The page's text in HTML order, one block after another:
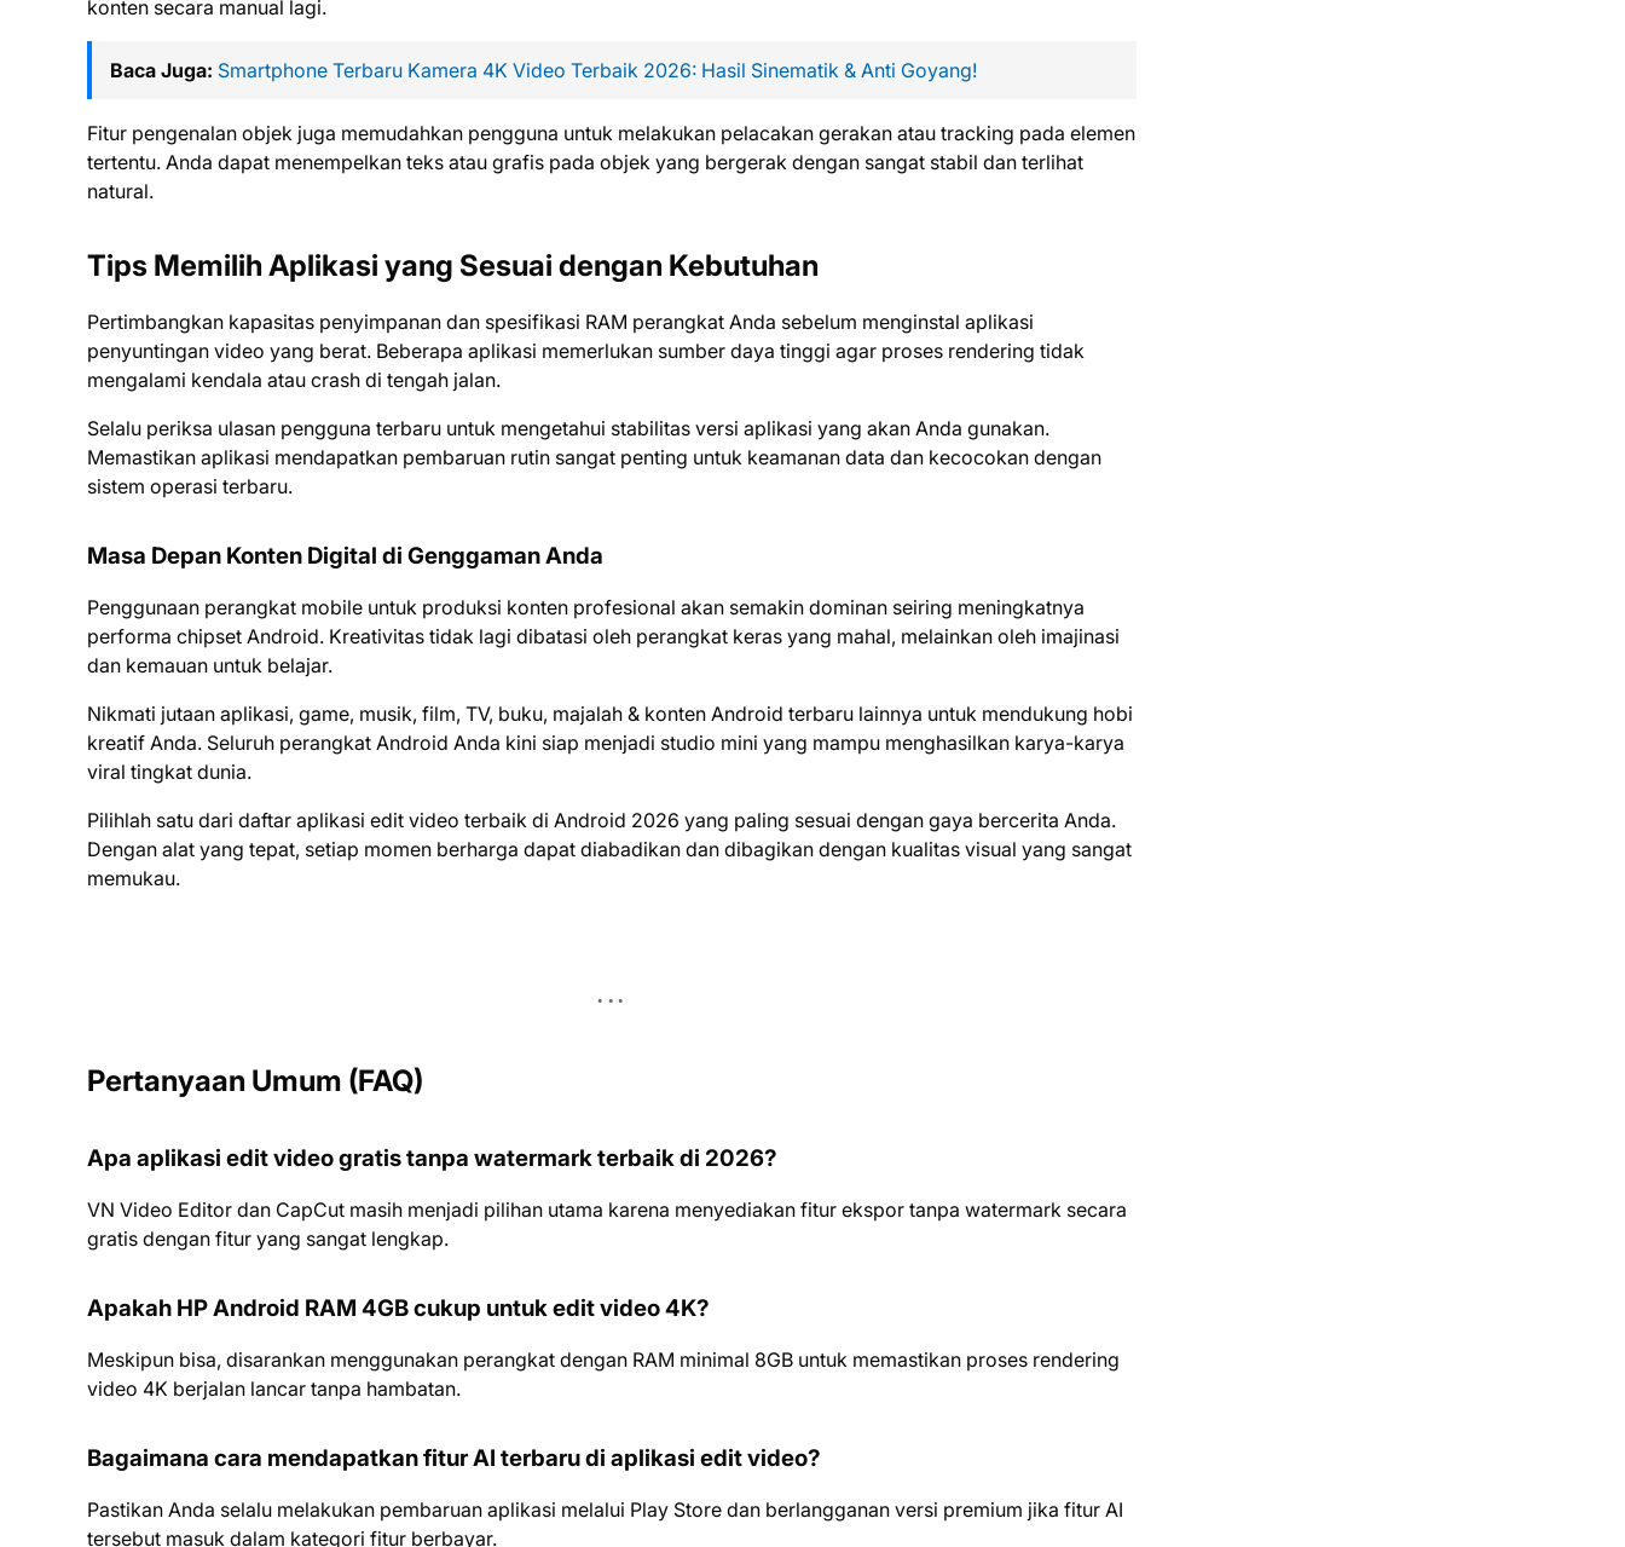
konten secara manual lagi.
Baca Juga: Smartphone Terbaru Kamera 4K Video Terbaik 2026: Hasil Sinematik & Anti Goyang!
Fitur pengenalan objek juga memudahkan pengguna untuk melakukan pelacakan gerakan atau tracking pada elemen
tertentu. Anda dapat menempelkan teks atau grafis pada objek yang bergerak dengan sangat stabil dan terlihat
natural.
Tips Memilih Aplikasi yang Sesuai dengan Kebutuhan
Pertimbangkan kapasitas penyimpanan dan spesifikasi RAM perangkat Anda sebelum menginstal aplikasi
penyuntingan video yang berat. Beberapa aplikasi memerlukan sumber daya tinggi agar proses rendering tidak
mengalami kendala atau crash di tengah jalan.
Selalu periksa ulasan pengguna terbaru untuk mengetahui stabilitas versi aplikasi yang akan Anda gunakan.
Memastikan aplikasi mendapatkan pembaruan rutin sangat penting untuk keamanan data dan kecocokan dengan
sistem operasi terbaru.
Masa Depan Konten Digital di Genggaman Anda
Penggunaan perangkat mobile untuk produksi konten profesional akan semakin dominan seiring meningkatnya
performa chipset Android. Kreativitas tidak lagi dibatasi oleh perangkat keras yang mahal, melainkan oleh imajinasi
dan kemauan untuk belajar.
Nikmati jutaan aplikasi, game, musik, film, TV, buku, majalah & konten Android terbaru lainnya untuk mendukung hobi
kreatif Anda. Seluruh perangkat Android Anda kini siap menjadi studio mini yang mampu menghasilkan karya-karya
viral tingkat dunia.
Pilihlah satu dari daftar aplikasi edit video terbaik di Android 2026 yang paling sesuai dengan gaya bercerita Anda.
Dengan alat yang tepat, setiap momen berharga dapat diabadikan dan dibagikan dengan kualitas visual yang sangat
memukau.
Pertanyaan Umum (FAQ)
Apa aplikasi edit video gratis tanpa watermark terbaik di 2026?
VN Video Editor dan CapCut masih menjadi pilihan utama karena menyediakan fitur ekspor tanpa watermark secara
gratis dengan fitur yang sangat lengkap.
Apakah HP Android RAM 4GB cukup untuk edit video 4K?
Meskipun bisa, disarankan menggunakan perangkat dengan RAM minimal 8GB untuk memastikan proses rendering
video 4K berjalan lancar tanpa hambatan.
Bagaimana cara mendapatkan fitur AI terbaru di aplikasi edit video?
Pastikan Anda selalu melakukan pembaruan aplikasi melalui Play Store dan berlangganan versi premium jika fitur AI
tersebut masuk dalam kategori fitur berbayar.